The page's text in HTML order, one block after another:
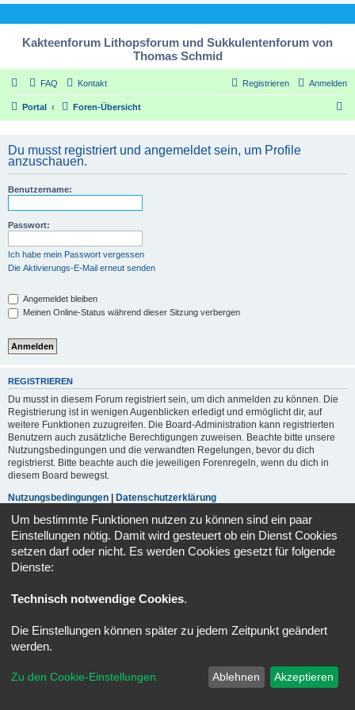
Kakteenforum Lithopsforum und Sukkulentenforum von
Thomas Schmid
FAQ Kontakt Anmelden
Registrieren
Portal Foren-Übersicht
Du musst registriert und angemeldet sein, um Profile
anzuschauen.
Benutzername:
Passwort:
Ich habe mein Passwort vergessen
Die Aktivierungs-E-Mail erneut senden
Angemeldet bleiben
Meinen Online-Status während dieser Sitzung verbergen
REGISTRIEREN
Du musst in diesem Forum registriert sein, um dich anmelden zu können. Die
Registrierung ist in wenigen Augenblicken erledigt und ermöglicht dir, auf
weitere Funktionen zuzugreifen. Die Board-Administration kann registrierten
Benutzern auch zusätzliche Berechtigungen zuweisen. Beachte bitte unsere
Nutzungsbedingungen und die verwandten Regelungen, bevor du dich
registrierst. Bitte beachte auch die jeweiligen Forenregeln, wenn du dich in
diesem Board bewegst.
Nutzungsbedingungen
Datenschutzerklärung
Registrieren
Powered byphpBB ® Forum Software © phpBB Limited
Datenschutz|Nutzungsbedingungen
Um bestimmte Funktionen nutzen zu können sind ein paar
Einstellungen nötig. Damit wird gesteuert ob ein Dienst Cookies
setzen darf oder nicht. Es werden Cookies gesetzt für folgende
Dienste:
Technisch notwendige Cookies.
Die Einstellungen können später zu jedem Zeitpunkt geändert
werden.
Zu den Cookie-Einstellungen Ablehnen Akzeptieren